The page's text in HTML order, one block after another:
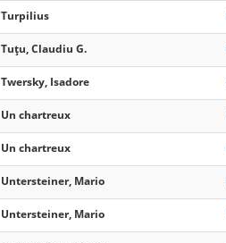
Turpilius
Tuțu, Claudiu G.
Twersky, Isadore
Un chartreux
Un chartreux
Untersteiner, Mario
Untersteiner, Mario